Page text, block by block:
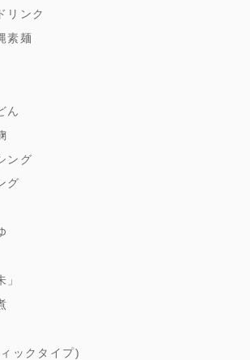
リンク
素麺
ん
ング
グ
ックタイプ)